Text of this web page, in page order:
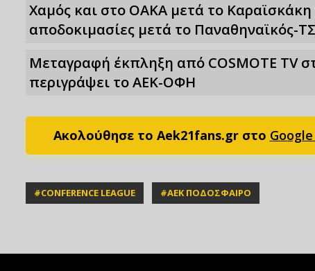
Χαμός και στο ΟΑΚΑ μετά το Καραϊσκάκη
αποδοκιμασίες μετά το Παναθηναϊκός-
Μεταγραφή έκπληξη από COSMOTE TV
περιγράψει το ΑΕΚ-ΟΦΗ
Ακολούθησε το Aek21fans.gr στο
#CONFERENCE LEAGUE #ΑΕΚ ΠΟΔΟΣΦΑΙΡΟ